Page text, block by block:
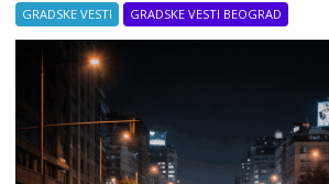
GRADSKE VESTI
GRADSKE VESTI BEOGRAD